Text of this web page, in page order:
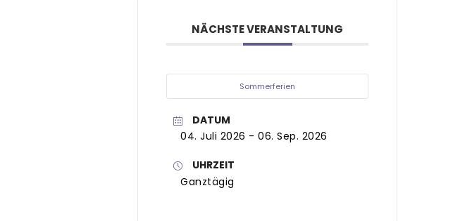
NÄCHSTE VERANSTALTUNG
Sommerferien
DATUM
04. Juli 2026 - 06. Sep. 2026
UHRZEIT
Ganztägig